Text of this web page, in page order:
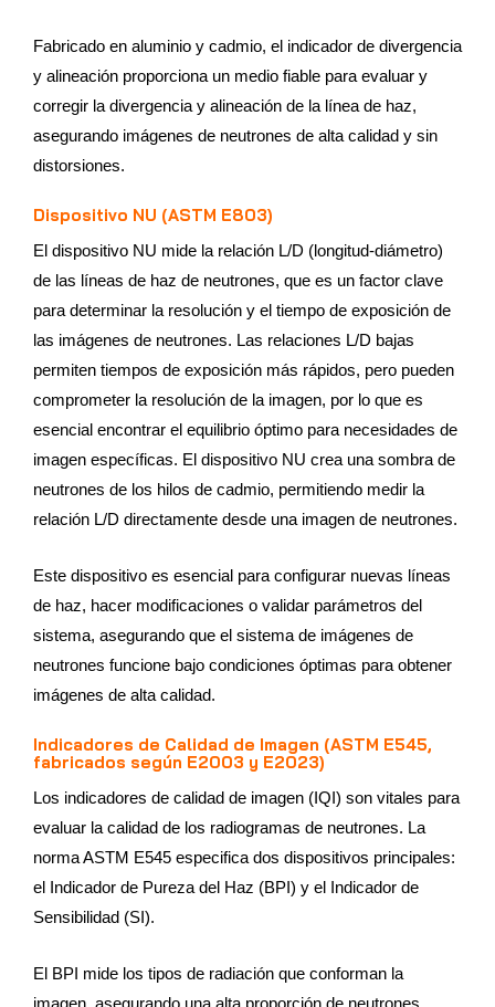
Fabricado en aluminio y cadmio, el indicador de divergencia
y alineación proporciona un medio fiable para evaluar y
corregir la divergencia y alineación de la línea de haz,
asegurando imágenes de neutrones de alta calidad y sin
distorsiones.
Dispositivo NU (ASTM E803)
El dispositivo NU mide la relación L/D (longitud-diámetro)
de las líneas de haz de neutrones, que es un factor clave
para determinar la resolución y el tiempo de exposición de
las imágenes de neutrones. Las relaciones L/D bajas
permiten tiempos de exposición más rápidos, pero pueden
comprometer la resolución de la imagen, por lo que es
esencial encontrar el equilibrio óptimo para necesidades de
imagen específicas. El dispositivo NU crea una sombra de
neutrones de los hilos de cadmio, permitiendo medir la
relación L/D directamente desde una imagen de neutrones.
Este dispositivo es esencial para configurar nuevas líneas
de haz, hacer modificaciones o validar parámetros del
sistema, asegurando que el sistema de imágenes de
neutrones funcione bajo condiciones óptimas para obtener
imágenes de alta calidad.
Indicadores de Calidad de Imagen (ASTM E545,
fabricados según E2003 y E2023)
Los indicadores de calidad de imagen (IQI) son vitales para
evaluar la calidad de los radiogramas de neutrones. La
norma ASTM E545 especifica dos dispositivos principales:
el Indicador de Pureza del Haz (BPI) y el Indicador de
Sensibilidad (SI).
El BPI mide los tipos de radiación que conforman la
imagen, asegurando una alta proporción de neutrones